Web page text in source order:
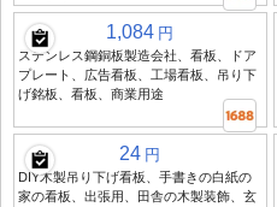
1,084 円
ステンレス鋼銅板製造会社、看板、ドア
プレート、広告看板、工場看板、吊り下
げ銘板、看板、商業用途
24 円
DIY木製吊り下げ看板、手書きの白紙の
家の看板、出張用、田舎の木製装飾、玄